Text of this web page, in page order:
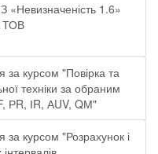
1.6»
ТОВ
за курсом "Повірка та
техніки за обраним
РR, ІR, АUV, QМ"
за курсом "Розрахунок і